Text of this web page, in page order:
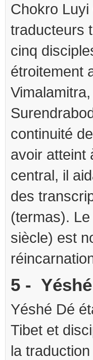
Chokro Luyi
traducteurs
cinq
étroitement
continuité
avoir atteint
central, il
des
(termas).
siècle) est
5 -
Yéshé Dé
Tibet et
la